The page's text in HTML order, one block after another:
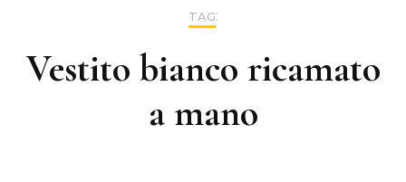
TAG:
Vestito bianco ricamato
a mano